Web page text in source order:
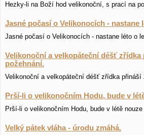
Hezky-li na Boží hod velikonoční, s prací na
Jasné počasí o Velikonocích - nastane
Jasné počasí o Velikonocích - nastane léto o
Velikonoční a velkopáteční déšť zřídka
požehnání.
Velikonoční a velkopáteční déšť zřídka přináší
Prší-li o velikonočním Hodu, bude v
Prší-li o velikonočním Hodu, bude v létě nouze
Velký pátek vláha - úrodu zmáhá.